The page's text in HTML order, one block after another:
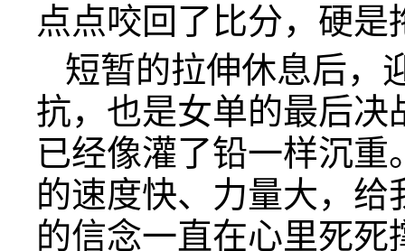
点点咬回了比分，硬是
短暂的拉伸休息后，
抗，也是女单的最后决
已经像灌了铅一样沉
的速度快、力量大，
的信念一直在心里死